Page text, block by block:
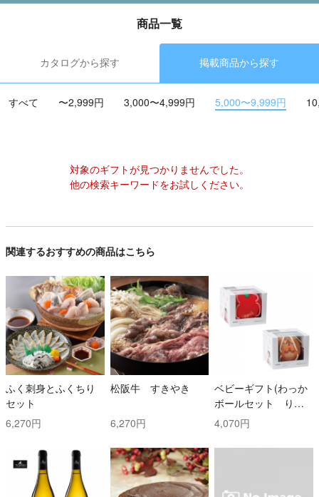
商品一覧
カタログから探す 掲載商品から探す
すべて 〜2,999円 3,000〜4,999円 5,000〜9,999円
対象のギフトが見つかりませんでした。
他の検索キーワードをお試しください。
関連するおすすめの商品はこちら
ふく刺身とふくちり
セット
6,270円
松阪牛 すきやき
6,270円
ベビーギフト(わっか
ボールセット りん
ご・しまりす)
4,070円